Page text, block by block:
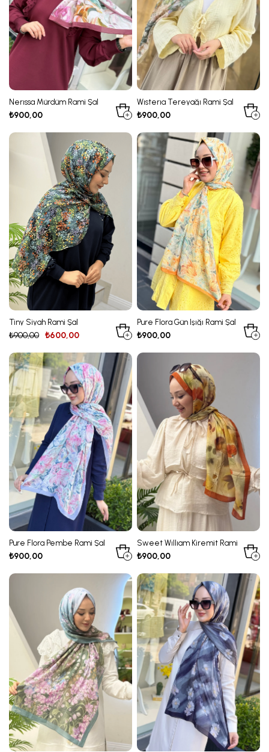
Nerıssa Mürdüm Rami Şal
₺900,00
Wısterıa Tereyağı Rami Şal
₺900,00
Tiny Siyah Rami Şal
₺600,00
₺900,00
Pure Flora Gün Işığı Rami Şal
₺900,00
Pure Flora Pembe Rami Şal
₺900,00
Sweet Wıllıam Kiremit Rami
Şal
₺900,00